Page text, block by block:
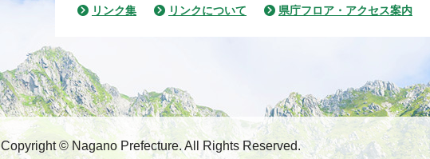
リンク集 リンクについて 県庁フロア・アクセス案内
Copyright © Nagano Prefecture. All Rights Reserved.